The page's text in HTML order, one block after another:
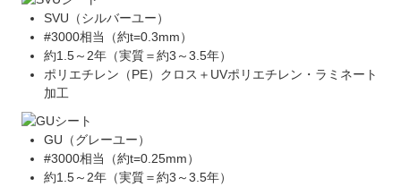
SVU（シルバーユー）
#3000相当（約t=0.3mm）
約1.5～2年（実質＝約3～3.5年）
ポリエチレン（PE）クロス＋UVポリエチレン・ラミネート
加工
GU（グレーユー）
#3000相当（約t=0.25mm）
約1.5～2年（実質＝約3～3.5年）